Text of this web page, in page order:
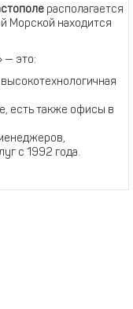
располагается
Морской находится
— это:
есть также офисы в
с 1992 года.